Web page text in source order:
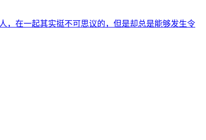
，在一起其实挺不可思议的，但是却总是能够发生令